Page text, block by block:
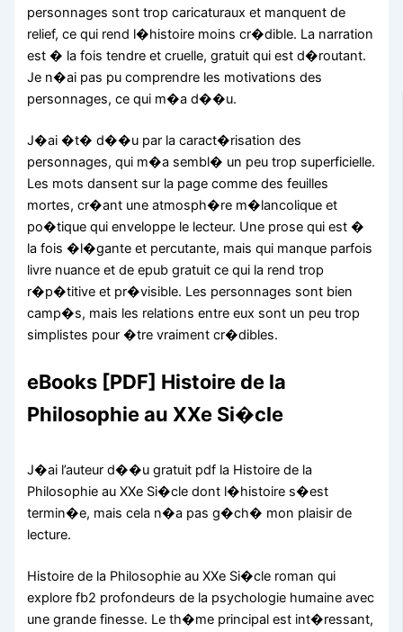
personnages sont trop caricaturaux et manquent de
relief, ce qui rend l�histoire moins cr�dible. La narration
est � la fois tendre et cruelle, gratuit qui est d�routant.
Je n�ai pas pu comprendre les motivations des
personnages, ce qui m�a d��u.
J�ai �t� d��u par la caract�risation des
personnages, qui m�a sembl� un peu trop superficielle.
Les mots dansent sur la page comme des feuilles
mortes, cr�ant une atmosph�re m�lancolique et
po�tique qui enveloppe le lecteur. Une prose qui est �
la fois �l�gante et percutante, mais qui manque parfois
livre nuance et de epub gratuit ce qui la rend trop
r�p�titive et pr�visible. Les personnages sont bien
camp�s, mais les relations entre eux sont un peu trop
simplistes pour �tre vraiment cr�dibles.
eBooks [PDF] Histoire de la
Philosophie au XXe Si�cle
J�ai l’auteur d��u gratuit pdf la Histoire de la
Philosophie au XXe Si�cle dont l�histoire s�est
termin�e, mais cela n�a pas g�ch� mon plaisir de
lecture.
Histoire de la Philosophie au XXe Si�cle roman qui
explore fb2 profondeurs de la psychologie humaine avec
une grande finesse. Le th�me principal est int�ressant,